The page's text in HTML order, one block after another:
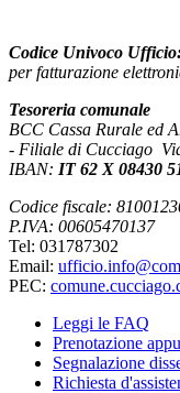
Codice Univoco
per fatturazione
Tesoreria comunale
BCC Cassa Rurale ed
- Filiale di Cucciago
IBAN: IT 62 X 08430
Codice fiscale:
P.IVA: 00605470137
Tel: 031787302
Email:
PEC:
Leggi le FAQ
Prenotazione
Segnalazione
Richiesta